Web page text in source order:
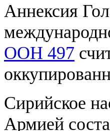
Аннексия
ООН 497
Сирийское
Армией